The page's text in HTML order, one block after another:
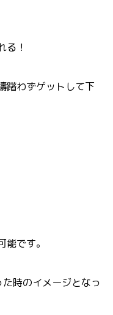
る！
躇わずゲットして下
です。
時のイメージとなっ